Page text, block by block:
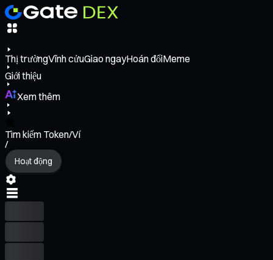
Thị trườngVĩnh cửuGiao ngayHoán đổiMeme
Giới thiệu
Xem thêm
Tìm kiếm Token/Ví
/
Hoạt động